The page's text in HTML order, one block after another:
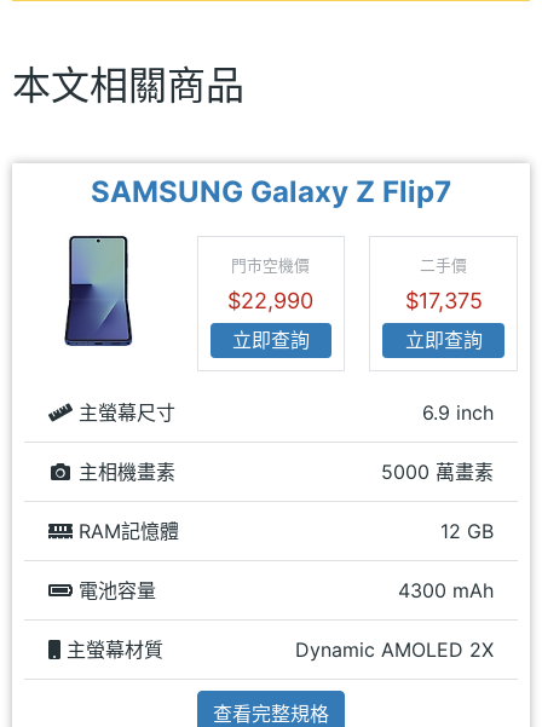
本文相關商品
SAMSUNG Galaxy Z Flip7
門市空機價
$22,990
立即查詢
二手價
$17,375
立即查詢
主螢幕尺寸 6.9 inch
主相機畫素 5000 萬畫素
RAM記憶體 12 GB
電池容量 4300 mAh
主螢幕材質 Dynamic AMOLED 2X
查看完整規格